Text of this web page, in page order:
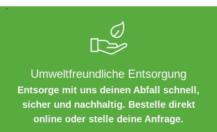
´
Umweltfreundliche Entsorgung
Entsorge mit uns deinen Abfall schnell,
sicher und nachhaltig. Bestelle direkt
online oder stelle deine Anfrage.